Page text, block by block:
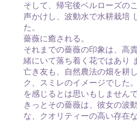
そして、帰宅後ベルローズの
声かけし、波動水で水耕栽培
た。
薔薇に癒される。
それまでの薔薇の印象は、高
緒にいて落ち着く花ではあり
亡き友も、自然農法の畑を耕
ク、スミレのイメージでした
を感じるとは思いもしませんで
きっとその薔薇は、彼女の波
な、クオリティーの高い存在